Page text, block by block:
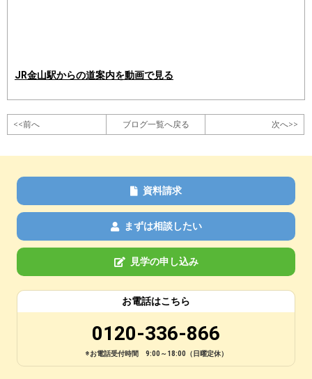
JR金山駅からの道案内を動画で見る
<<前へ ブログ一覧へ戻る 次へ>>
資料請求
まずは相談したい
見学の申し込み
お電話はこちら
0120-336-866
※お電話受付時間 9:00～18:00（日曜定休）